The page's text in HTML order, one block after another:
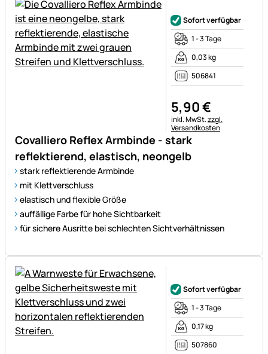
Covalliero Reflex Armbinde - stark
reflektierend, elastisch, neongelb
stark reflektierende Armbinde
mit Klettverschluss
elastisch und flexible Größe
auffällige Farbe für hohe Sichtbarkeit
für sichere Ausritte bei schlechten Sichtverhältnissen
Sofort verfügbar
1 - 3 Tage
0,03 kg
506841
5,90€
Steuerhinweis:
inkl. MwSt.zzgl.
Versandkosten
Sofort verfügbar
1 - 3 Tage
0,17 kg
507860